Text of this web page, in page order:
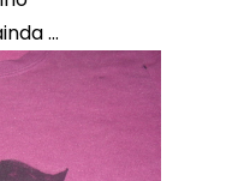
...